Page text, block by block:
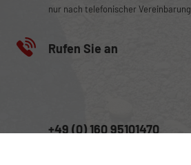
nur nach telefonischer Vereinbarung
Rufen Sie an
+49 (0) 160 95101470